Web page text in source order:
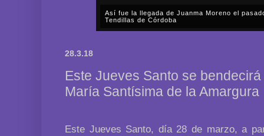
Así fue la llegada de Juanma Moreno el
Tendillas de Córdoba
28.3.18
Este Jueves Santo se
María Santísima de la Amargura
Este Jueves Santo, día 28 de marzo, a